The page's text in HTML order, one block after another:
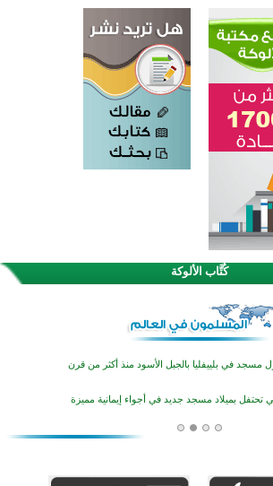
كُتَّاب الألوكة
لمسابقة حفظ وتلاوة القرآن الكريم في أزناكاييف
تعليميا لتعزيز القيم وبناء الشخصية للشباب المسلمين
متميزة في بنغلاديش بمشاركة 3000 متسابق
مسجد في بلييفليا بالجبل الأسود منذ أكثر من قرن
تحتفل بميلاد مسجد جديد في أجواء إيمانية مميزة
ريف أستراليا يفتتح أبوابه بعد سنوات من العمل والعطاء